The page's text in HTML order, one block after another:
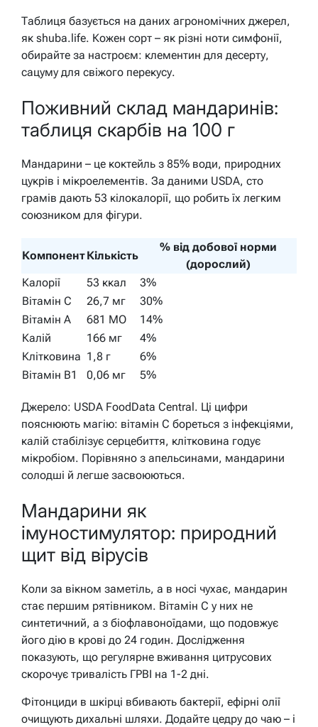
Таблиця базується на даних агрономічних джерел,
як shuba.life. Кожен сорт – як різні ноти симфонії,
обирайте за настроєм: клементин для десерту,
сацуму для свіжого перекусу.
Поживний склад мандаринів:
таблиця скарбів на 100 г
Мандарини – це коктейль з 85% води, природних
цукрів і мікроелементів. За даними USDA, сто
грамів дають 53 кілокалорії, що робить їх легким
союзником для фігури.
КомпонентКількість
% від добової норми
(дорослий)
Калорії
53 ккал
3%
Вітамін С
26,7 мг
30%
Вітамін А
681 МО
14%
Калій
166 мг
4%
Клітковина 1,8 г
6%
Вітамін B1
0,06 мг 5%
Джерело: USDA FoodData Central. Ці цифри
пояснюють магію: вітамін С бореться з інфекціями,
калій стабілізує серцебиття, клітковина годує
мікробіом. Порівняно з апельсинами, мандарини
солодші й легше засвоюються.
Мандарини як
імуностимулятор: природний
щит від вірусів
Коли за вікном заметіль, а в носі чухає, мандарин
стає першим рятівником. Вітамін С у них не
синтетичний, а з біофлавоноїдами, що подовжує
його дію в крові до 24 годин. Дослідження
показують, що регулярне вживання цитрусових
скорочує тривалість ГРВІ на 1-2 дні.
Фітонциди в шкірці вбивають бактерії, ефірні олії
очищують дихальні шляхи. Додайте цедру до чаю – і